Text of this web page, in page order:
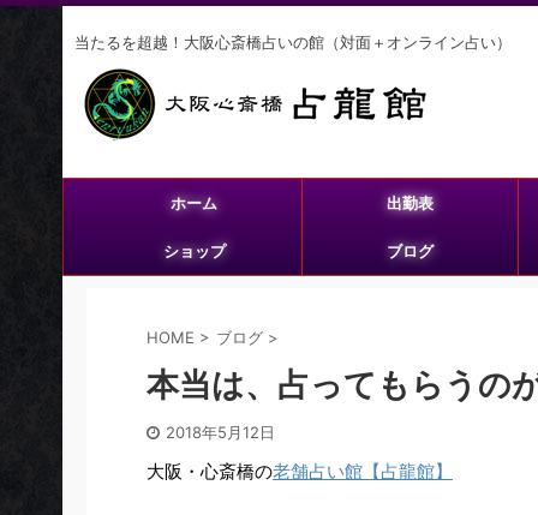
当たるを超越！大阪心斎橋占いの館（対面＋オンライン占い）
ホーム 出勤表
ショップ ブログ
HOME > ブログ >
本当は、占ってもらうの
2018年5月12日
大阪・心斎橋の老舗占い館【占龍館】